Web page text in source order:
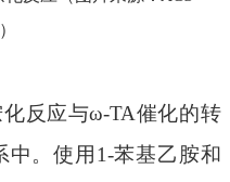
）
反应与ω-TA催化的转
中。使用 1-苯基乙胺和